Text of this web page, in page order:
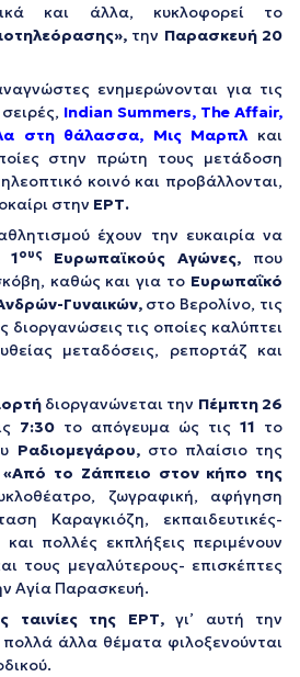
και άλλα, κυκλοφορεί τo
την Παρασκευή 20
ενημερώνονται για τις
Indian Summers, The Affair,
στη θάλασσα, Μις Μαρπλ και
στην πρώτη τους μετάδοση
κοινό και προβάλλονται,
στην ΕΡΤ.
έχουν την ευκαιρία να
1ους Ευρωπαϊκούς Αγώνες, που
καθώς και για το Ευρωπαΐκό
Γυναικών,στο Βερολίνο, τις
διοργανώσεις τις οποίες καλύπτει
μεταδόσεις, ρεπορτάζ και
διοργανώνεται την Πέμπτη 26
7:30 το απόγευμα ώς τις 11 το
Ραδιομεγάρου, στο πλαίσιο της
«Από το Ζάππειο στον κήπο της
ζωγραφική, αφήγηση
Καραγκιόζη, εκπαιδευτικές-
πολλές εκπλήξεις περιμένουν
τους μεγαλύτερους- επισκέπτες
Αγία Παρασκευή.
ταινίες της ΕΡΤ,γι’ αυτή την
άλλα θέματα φιλοξενούνται